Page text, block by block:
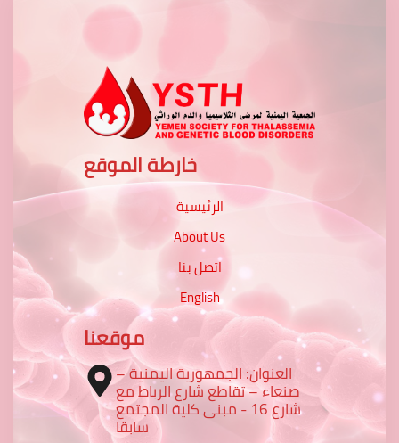
خارطة الموقع
الرئيسية
About Us
اتصل بنا
English
موقعنا
العنوان: الجمهورية اليمنية –
صنعاء – تقاطع شارع الرباط مع
شارع 16 - مبنى كلية المجتمع
سابقا